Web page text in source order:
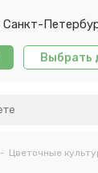
Выбрать
- Цветочные